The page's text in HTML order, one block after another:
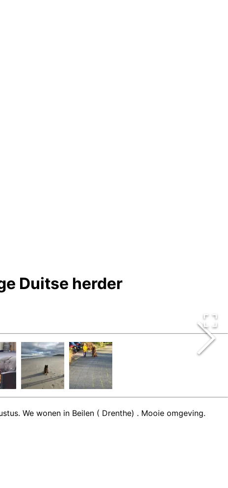
Duitse herder
We wonen in Beilen ( Drenthe) . Mooie omgeving.